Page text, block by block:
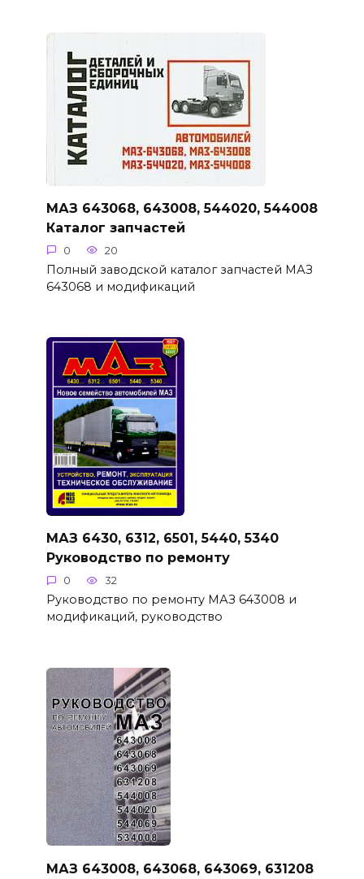
МАЗ 643068, 643008, 544020, 544008
Каталог запчастей
0 20
Полный заводской каталог запчастей МАЗ
643068 и модификаций
МАЗ 6430, 6312, 6501, 5440, 5340
Руководство по ремонту
0 32
Руководство по ремонту МАЗ 643008 и
модификаций, руководство
МАЗ 643008, 643068, 643069, 631208